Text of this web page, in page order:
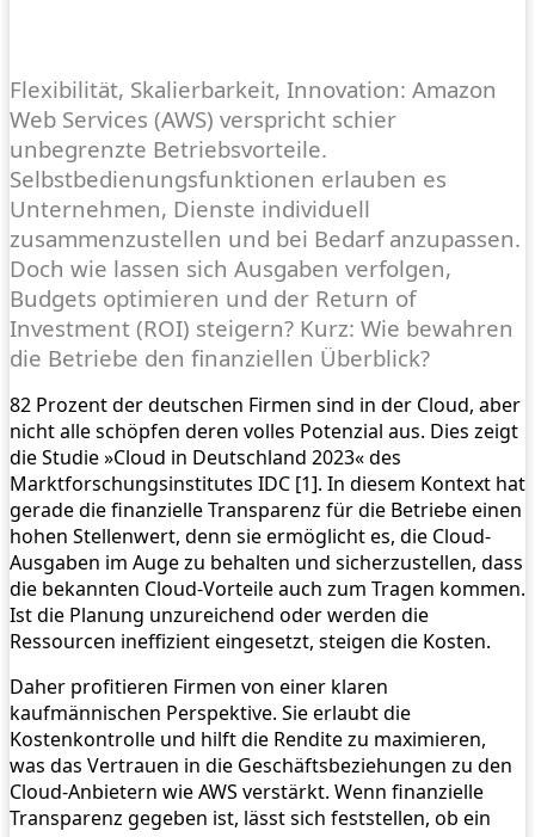
Flexibilität, Skalierbarkeit, Innovation: Amazon
Web Services (AWS) verspricht schier
unbegrenzte Betriebsvorteile.
Selbstbedienungs­funktionen erlauben es
Unternehmen, Dienste individuell
zusammenzustellen und bei Bedarf anzupassen.
Doch wie lassen sich Ausgaben verfolgen,
Budgets optimieren und der Return of
Investment (ROI) steigern? Kurz: Wie bewahren
die Betriebe den finanziellen Überblick?
82 Prozent der deutschen Firmen sind in der Cloud, aber
nicht alle schöpfen deren volles Potenzial aus. Dies zeigt
die Studie »Cloud in Deutschland 2023« des
Marktforschungsinstitutes IDC [1]. In diesem Kontext hat
gerade die finanzielle Transparenz für die Betriebe einen
hohen Stellenwert, denn sie ermöglicht es, die Cloud-
Ausgaben im Auge zu behalten und sicherzustellen, dass
die bekannten Cloud-Vorteile auch zum Tragen kommen.
Ist die Planung unzureichend oder werden die
Ressourcen ineffizient eingesetzt, steigen die Kosten.
Daher profitieren Firmen von einer klaren
kaufmännischen Perspektive. Sie erlaubt die
Kostenkontrolle und hilft die Rendite zu maximieren,
was das Vertrauen in die Geschäftsbeziehungen zu den
Cloud-Anbietern wie AWS verstärkt. Wenn finanzielle
Transparenz gegeben ist, lässt sich feststellen, ob ein